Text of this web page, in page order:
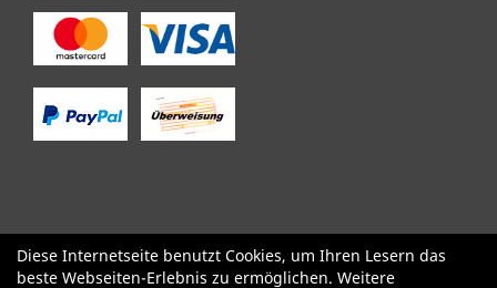
SALE Specialized Factor Cervélo BMC Orbea
Yeti
Diese Internetseite benutzt Cookies, um Ihren Lesern das
beste Webseiten-Erlebnis zu ermöglichen. Weitere